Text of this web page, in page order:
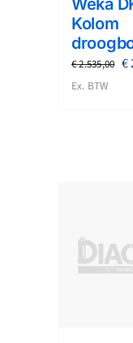
Weka
Kolom
€2.535,00 €
Ex. BTW